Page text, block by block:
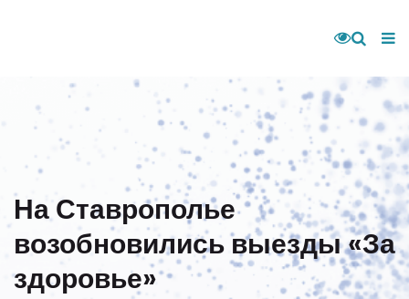
На Ставрополье
возобновились выезды «За
здоровье»